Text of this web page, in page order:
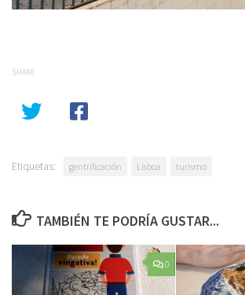
SHARE
Etiquetas: gentrificación Lisboa turismo
TAMBIÉN TE PODRÍA GUSTAR...
0